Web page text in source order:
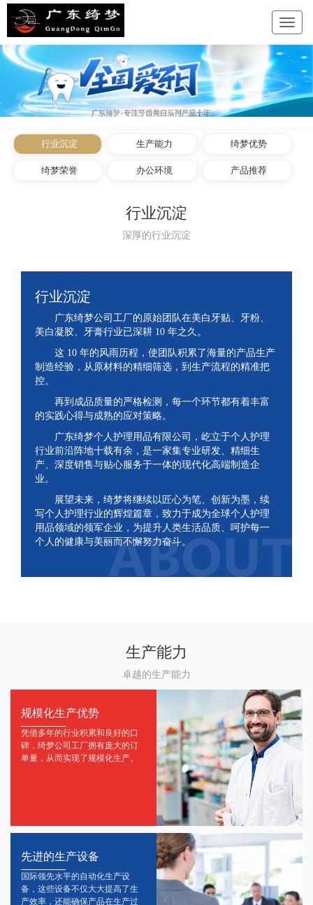
行业沉淀 生产能力 绮梦优势
绮梦荣誉 办公环境 产品推荐
行业沉淀
深厚的行业沉淀
行业沉淀
广东绮梦公司工厂的原始团队在美白牙贴、牙粉、
美白凝胶、牙膏行业已深耕 10 年之久。
这 10 年的风雨历程，使团队积累了海量的产品生产
制造经验，从原材料的精细筛选，到生产流程的精准把
控。
再到成品质量的严格检测，每一个环节都有着丰富
的实践心得与成熟的应对策略。
广东绮梦个人护理用品有限公司，屹立于个人护理
行业前沿阵地十载有余，是一家集专业研发、精细生
产、深度销售与贴心服务于一体的现代化高端制造企
业。
展望未来，绮梦将继续以匠心为笔、创新为墨，续
写个人护理行业的辉煌篇章，致力于成为全球个人护理
用品领域的领军企业，为提升人类生活品质、呵护每一
个人的健康与美丽而不懈努力奋斗。
生产能力
卓越的生产能力
规模化生产优势
凭借多年的行业积累和良好的口
碑，绮梦公司工厂拥有庞大的订
单量，从而实现了规模化生产。
先进的生产设备
国际领先水平的自动化生产设
备，这些设备不仅大大提高了生
产效率，还能确保产品在生产过